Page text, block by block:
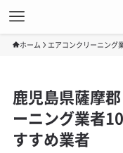
ホーム エアコンクリーニング
鹿児島県薩摩
ーニング業者
すすめ業者